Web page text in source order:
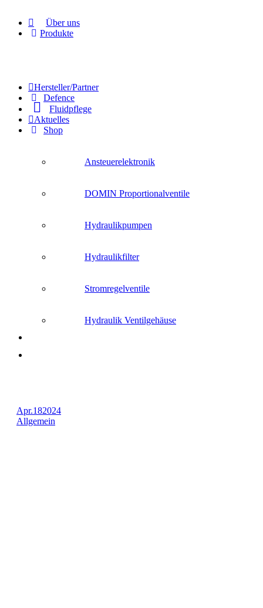
Über uns
Produkte
Hersteller/Partner
Defence
Fluidpflege
Aktuelles
Shop
Ansteuerelektronik
DOMIN Proportionalventile
Hydraulikpumpen
Hydraulikfilter
Stromregelventile
Hydraulik Ventilgehäuse
Apr.182024
Allgemein